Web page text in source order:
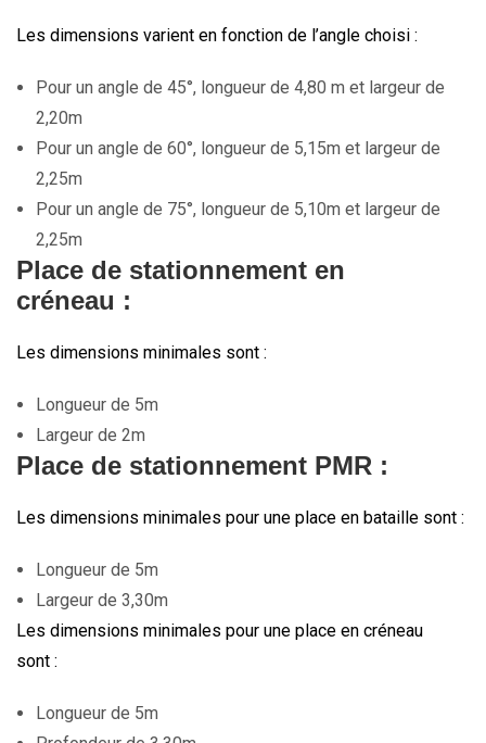
Les dimensions varient en fonction de l’angle choisi :
Pour un angle de 45°, longueur de 4,80 m et largeur de
2,20m
Pour un angle de 60°, longueur de 5,15m et largeur de
2,25m
Pour un angle de 75°, longueur de 5,10m et largeur de
2,25m
Place de stationnement en
créneau :
Les dimensions minimales sont :
Longueur de 5m
Largeur de 2m
Place de stationnement PMR :
Les dimensions minimales pour une place en bataille sont :
Longueur de 5m
Largeur de 3,30m
Les dimensions minimales pour une place en créneau
sont :
Longueur de 5m